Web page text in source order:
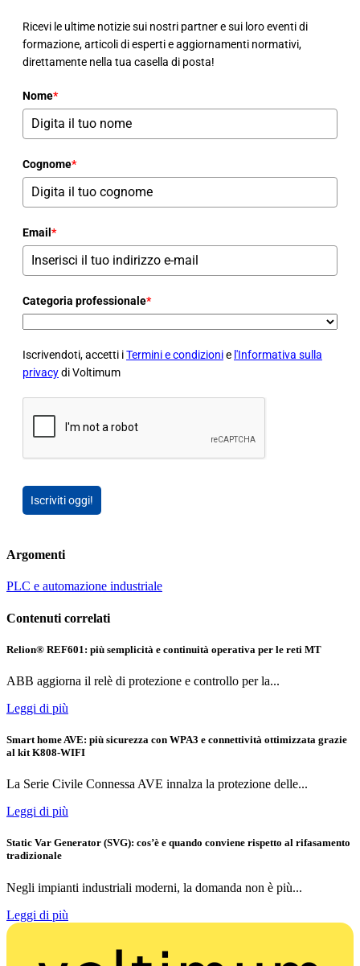
Ricevi le ultime notizie sui nostri partner e sui loro eventi di
formazione, articoli di esperti e aggiornamenti normativi,
direttamente nella tua casella di posta!
Nome*
Cognome*
Email *
Categoria professionale*
Iscrivendoti, accetti iTermini e condizionie l'Informativa sulla
privacydi Voltimum
Iscriviti oggi!
Argomenti
PLC e automazione industriale
Contenuti correlati
Relion® REF601: più semplicità e continuità operativa per le reti MT
ABB aggiorna il relè di protezione e controllo per la...
Leggi di più
Smart home AVE: più sicurezza con WPA3 e connettività ottimizzata grazie
al kit K808-WIFI
La Serie Civile Connessa AVE innalza la protezione delle...
Leggi di più
Static Var Generator (SVG): cos’è e quando conviene rispetto al rifasamento
tradizionale
Negli impianti industriali moderni, la domanda non è più...
Leggi di più